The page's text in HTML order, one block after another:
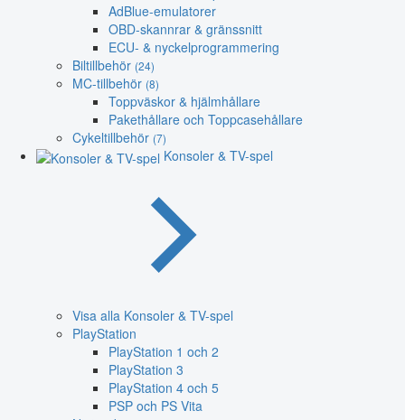
AdBlue-emulatorer
OBD-skannrar & gränssnitt
ECU- & nyckelprogrammering
Biltillbehör (24)
MC-tillbehör (8)
Toppväskor & hjälmhållare
Pakethållare och Toppcasehållare
Cykeltillbehör (7)
Konsoler & TV-spel
Visa alla Konsoler & TV-spel
PlayStation
PlayStation 1 och 2
PlayStation 3
PlayStation 4 och 5
PSP och PS Vita